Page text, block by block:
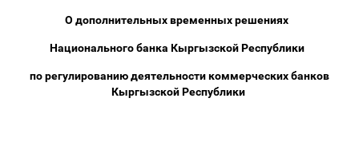
О дополнительных временных решениях
Национального банка Кыргызской Республики
по регулированию деятельности коммерческих банков
Кыргызской Республики